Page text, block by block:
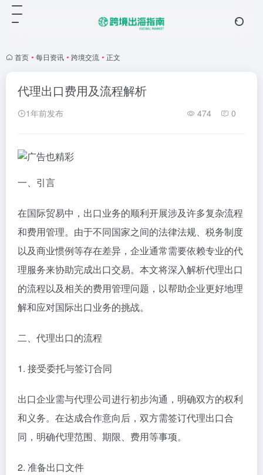
首页 • 每日资讯 • 跨境交流 • 正文
代理出口费用及流程解析
1年前发布 474 0
一、引言
在国际贸易中，出口业务的顺利开展涉及许多复杂流程
和费用管理。由于不同国家之间的法律法规、税务制度
以及商业惯例等存在差异，企业通常需要依赖专业的代
理服务来协助完成出口交易。本文将深入解析代理出口
的流程以及相关的费用管理问题，以帮助企业更好地理
解和应对国际出口业务的挑战。
二、代理出口的流程
1. 接受委托与签订合同
出口企业需与代理公司进行初步沟通，明确双方的权利
和义务。在达成合作意向后，双方需签订代理出口合
同，明确代理范围、期限、费用等事项。
2. 准备出口文件